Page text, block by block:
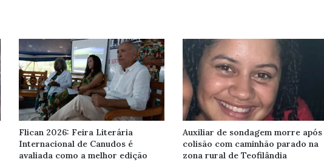
Flican 2026: Feira Literária
Internacional de Canudos é
avaliada como a melhor edição
Auxiliar de sondagem morre após
colisão com caminhão parado na
zona rural de Teofilândia